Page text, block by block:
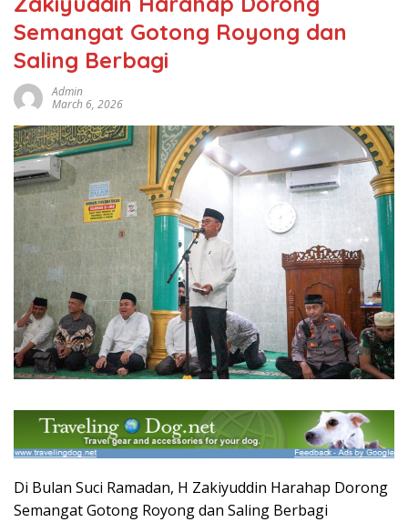
Semangat Gotong Royong dan
Saling Berbagi
Admin
March 6, 2026
Di Bulan Suci Ramadan, H Zakiyuddin Harahap Dorong
Semangat Gotong Royong dan Saling Berbagi